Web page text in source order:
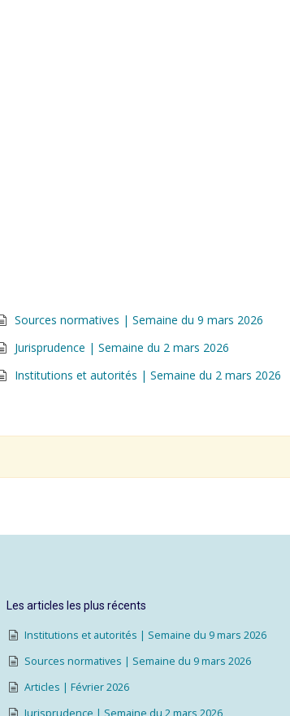
Sources normatives | Semaine du 9 mars 2026
Jurisprudence | Semaine du 2 mars 2026
Institutions et autorités | Semaine du 2 mars 2026
Les articles les plus récents
Institutions et autorités | Semaine du 9 mars 2026
Sources normatives | Semaine du 9 mars 2026
Articles | Février 2026
Jurisprudence | Semaine du 2 mars 2026